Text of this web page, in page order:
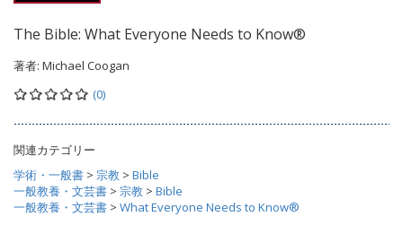
The Bible: What Everyone Needs to Know®
著者: Michael Coogan
(0)
関連カテゴリー
学術・一般書 > 宗教 > Bible
一般教養・文芸書 > 宗教 > Bible
一般教養・文芸書 > What Everyone Needs to Know®